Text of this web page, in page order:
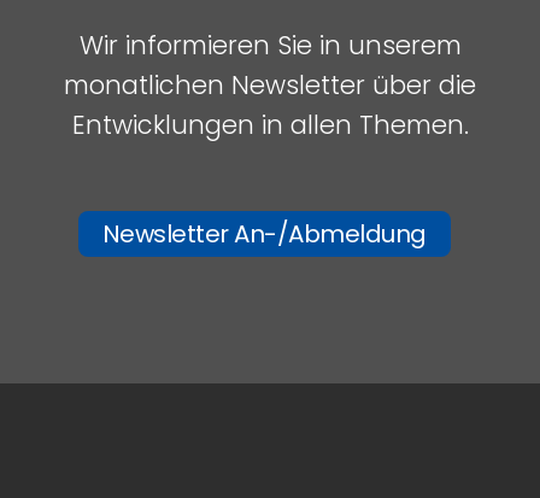
Wir informieren Sie in unserem
monatlichen Newsletter über die
Entwicklungen in allen Themen.
Newsletter An-/Abmeldung